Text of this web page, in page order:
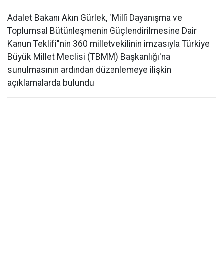
Adalet Bakanı Akın Gürlek, "Millî Dayanışma ve
Toplumsal Bütünleşmenin Güçlendirilmesine Dair
Kanun Teklifi"nin 360 milletvekilinin imzasıyla Türkiye
Büyük Millet Meclisi (TBMM) Başkanlığı'na
sunulmasının ardından düzenlemeye ilişkin
açıklamalarda bulundu